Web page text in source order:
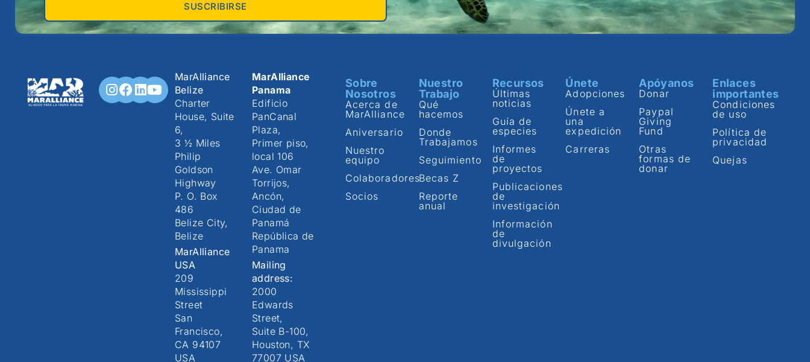
SUSCRIBIRSE
MarAlliance
Belize
Charter
House, Suite
6,
3 ½ Miles
Philip
Goldson
Highway
P. O. Box
486
Belize City,
Belize
MarAlliance
USA
209
Mississippi
Street
San
Francisco,
CA 94107
USA
MarAlliance
Panama
Edificio
PanCanal
Plaza,
Primer piso,
local 106
Ave. Omar
Torrijos,
Ancón,
Ciudad de
Panamá
República de
Panama
Mailing
address:
2000
Edwards
Street,
Suite B-100,
Houston, TX
77007 USA
Sobre
Nosotros
Acerca de
MarAlliance
Aniversario
Nuestro
equipo
Colaboradores
Socios
Nuestro
Trabajo
Qué
hacemos
Donde
Trabajamos
Seguimiento
Becas Z
Reporte
anual
Recursos
Últimas
noticias
Guía de
especies
Informes
de
proyectos
Publicaciones
de
investigación
Información
de
divulgación
Únete
Adopciones
Únete a
una
expedición
Carreras
Apóyanos
Donar
Paypal
Giving
Fund
Otras
formas de
donar
Enlaces
importantes
Condiciones
de uso
Política de
privacidad
Quejas